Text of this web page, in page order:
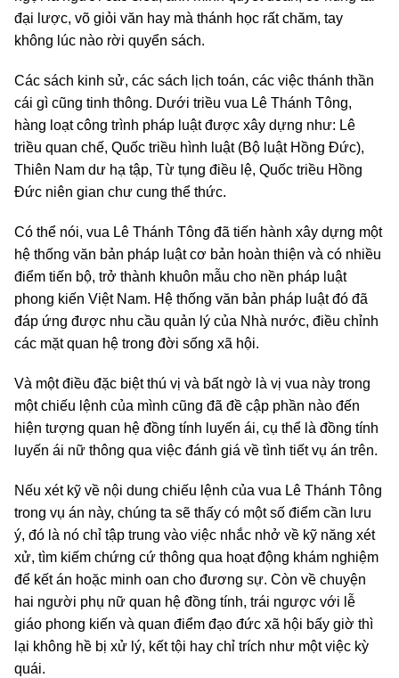
đại lược, võ giỏi văn hay mà thánh học rất chăm, tay
không lúc nào rời quyển sách.
Các sách kinh sử, các sách lịch toán, các việc thánh thần
cái gì cũng tinh thông. Dưới triều vua Lê Thánh Tông,
hàng loạt công trình pháp luật được xây dựng như: Lê
triều quan chế, Quốc triều hình luật (Bộ luật Hồng Đức),
Thiên Nam dư hạ tập, Từ tụng điều lệ, Quốc triều Hồng
Đức niên gian chư cung thể thức.
Có thể nói, vua Lê Thánh Tông đã tiến hành xây dựng một
hệ thống văn bản pháp luật cơ bản hoàn thiện và có nhiều
điểm tiến bộ, trở thành khuôn mẫu cho nền pháp luật
phong kiến Việt Nam. Hệ thống văn bản pháp luật đó đã
đáp ứng được nhu cầu quản lý của Nhà nước, điều chỉnh
các mặt quan hệ trong đời sống xã hội.
Và một điều đặc biệt thú vị và bất ngờ là vị vua này trong
một chiếu lệnh của mình cũng đã đề cập phần nào đến
hiện tượng quan hệ đồng tính luyến ái, cụ thể là đồng tính
luyến ái nữ thông qua việc đánh giá về tình tiết vụ án trên.
Nếu xét kỹ về nội dung chiếu lệnh của vua Lê Thánh Tông
trong vụ án này, chúng ta sẽ thấy có một số điểm cần lưu
ý, đó là nó chỉ tập trung vào việc nhắc nhở về kỹ năng xét
xử, tìm kiếm chứng cứ thông qua hoạt động khám nghiệm
để kết án hoặc minh oan cho đương sự. Còn về chuyện
hai người phụ nữ quan hệ đồng tính, trái ngược với lễ
giáo phong kiến và quan điểm đạo đức xã hội bấy giờ thì
lại không hề bị xử lý, kết tội hay chỉ trích như một việc kỳ
quái.